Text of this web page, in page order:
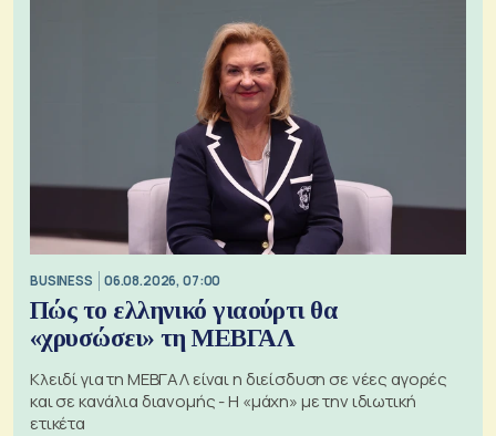
BUSINESS 06.08.2026, 07:00
Πώς το ελληνικό γιαούρτι θα
«χρυσώσει» τη ΜΕΒΓΑΛ
Κλειδί για τη ΜΕΒΓΑΛ είναι η διείσδυση σε νέες αγορές
και σε κανάλια διανομής - Η «μάχη» με την ιδιωτική
ετικέτα